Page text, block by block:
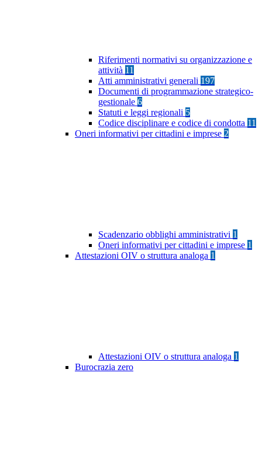
Riferimenti normativi su organizzazione e
attività 11
Atti amministrativi generali 197
Documenti di programmazione strategico-
gestionale 6
Statuti e leggi regionali 5
Codice disciplinare e codice di condotta 11
Oneri informativi per cittadini e imprese 2
Scadenzario obblighi amministrativi 1
Oneri informativi per cittadini e imprese 1
Attestazioni OIV o struttura analoga 1
Attestazioni OIV o struttura analoga 1
Burocrazia zero